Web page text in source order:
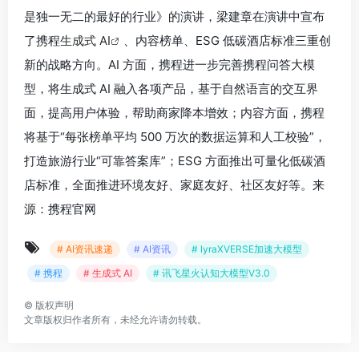
是独一无二的最好的行业》的演讲，梁建章在演讲中宣布
了携程生成式 AI
、内容榜单、ESG 低碳酒店标准三重创
新的战略方向。AI 方面，携程进一步完善携程问答大模
型，将生成式 AI 融入各项产品，基于自然语言的交互界
面，提高用户体验，帮助商家降本增效；内容方面，携程
将基于“每张榜单平均 500 万次的数据运算和人工校验”，
打造旅游行业“可靠答案库”；ESG 方面推出可量化低碳酒
店标准，全面推进环境友好、家庭友好、社区友好等。来
源：携程官网
# AI资讯速递 # AI资讯
# lyraXVERSE加速大模型
# 携程
# 生成式 AI # 讯飞星火认知大模型V3.0
© 版权声明
文章版权归作者所有，未经允许请勿转载。